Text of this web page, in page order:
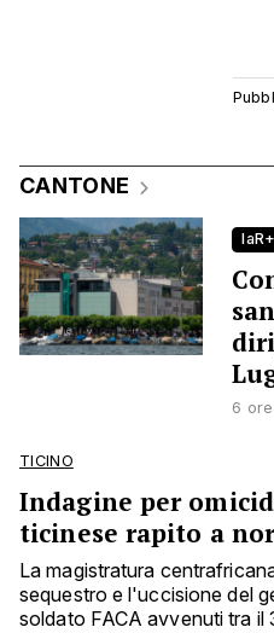
CANTONE
laR+
6 ore
TICINO
Indagine per
ticinese rapito a
La magistratura
sequestro e l'uccisione del
soldato FACA avvenuti tra il